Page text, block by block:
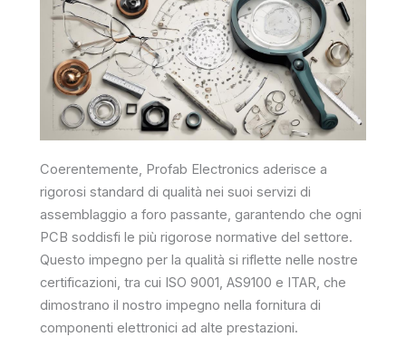
Coerentemente, Profab Electronics aderisce a
rigorosi standard di qualità nei suoi servizi di
assemblaggio a foro passante, garantendo che ogni
PCB soddisfi le più rigorose normative del settore.
Questo impegno per la qualità si riflette nelle nostre
certificazioni, tra cui ISO 9001, AS9100 e ITAR, che
dimostrano il nostro impegno nella fornitura di
componenti elettronici ad alte prestazioni.